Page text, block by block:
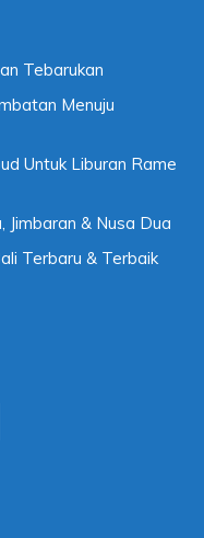
Tebarukan
Menuju
Untuk Liburan Rame
& Nusa Dua
Terbaru & Terbaik